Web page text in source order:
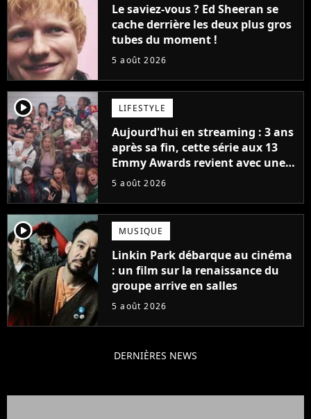
Le saviez-vous ? Ed Sheeran se
cache derrière les deux plus gros
tubes du moment !
5 août 2026
player2 LIFESTYLE
Aujourd'hui en streaming : 3 ans
après sa fin, cette série aux 13
Emmy Awards revient avec une
suite... totalement différente
5 août 2026
player2 MUSIQUE
Linkin Park débarque au cinéma
: un film sur la renaissance du
groupe arrive en salles
5 août 2026
DERNIÈRES NEWS